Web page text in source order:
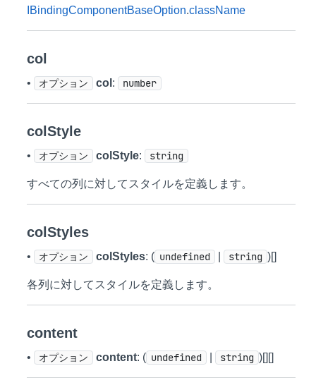
IBindingComponentBaseOption.className
col
• オプション col : number
colStyle
• オプション colStyle: string
すべての列に対してスタイルを定義します。
colStyles
• オプション colStyles: ( undefined string )[]
各列に対してスタイルを定義します。
content
• オプション content: ( undefined string )[][]